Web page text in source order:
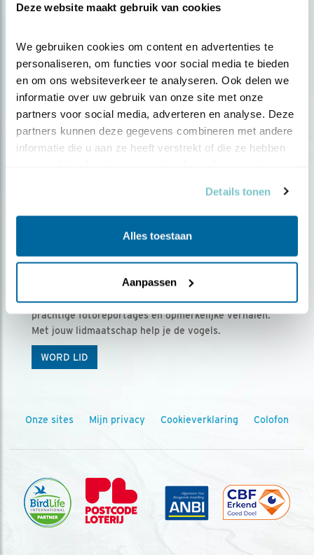
Deze website maakt gebruik van cookies
We gebruiken cookies om content en advertenties te
personaliseren, om functies voor social media te bieden
en om ons websiteverkeer te analyseren. Ook delen we
informatie over uw gebruik van onze site met onze
partners voor social media, adverteren en analyse. Deze
partners kunnen deze gegevens combineren met andere
informatie die u aan ze heeft verstrekt of die ze hebben
Details tonen
Alles toestaan
Aanpassen
Ontvang 5 x Vogels voor € 36,00 per jaar
Vogels is het tijdschrift voor onze leden, met
prachtige fotoreportages en opmerkelijke verhalen.
Met jouw lidmaatschap help je de vogels.
WORD LID
Onze sites Mijn privacy Cookieverklaring Colofon